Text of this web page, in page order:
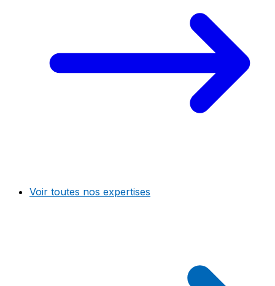
Voir toutes nos expertises